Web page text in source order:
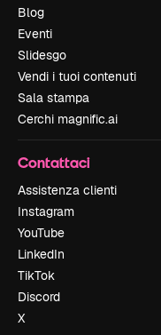
Blog
Eventi
Slidesgo
Vendi i tuoi contenuti
Sala stampa
Cerchi magnific.ai
Contattaci
Assistenza clienti
Instagram
YouTube
LinkedIn
TikTok
Discord
X